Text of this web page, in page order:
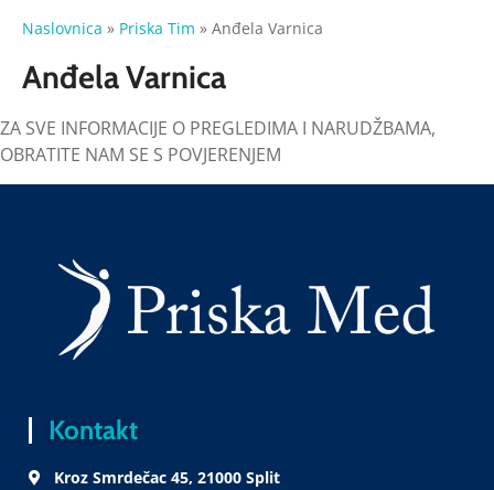
Naslovnica » Priska Tim » Anđela Varnica
Anđela Varnica
ZA SVE INFORMACIJE O PREGLEDIMA I NARUDŽBAMA,
OBRATITE NAM SE S POVJERENJEM
Kontakt
Kroz Smrdečac 45, 21000 Split